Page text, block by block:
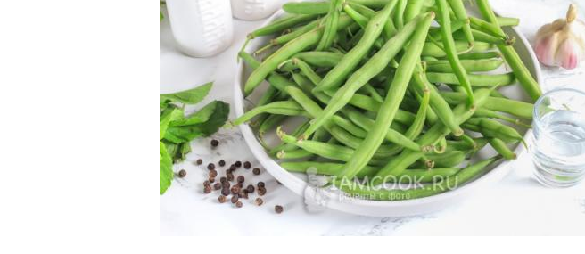
Фасоль с морковью Рецепт на зиму
Лечо из спаржевой
фасоли
Лечо из стручковой
фасоли
Заготовки на зиму Турша из фасоли